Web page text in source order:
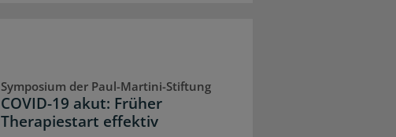
Symposium der Paul-Martini-Stiftung
COVID-19 akut: Früher
Therapiestart effektiv